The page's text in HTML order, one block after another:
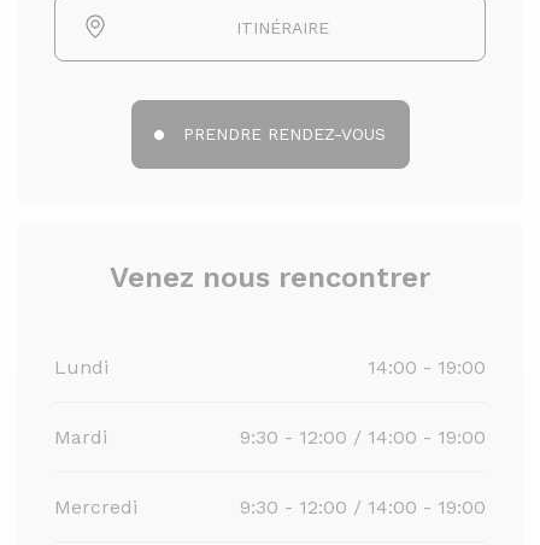
ITINÉRAIRE
PRENDRE RENDEZ-VOUS
Venez nous rencontrer
Lundi 14:00 - 19:00
Mardi 9:30 - 12:00 / 14:00 - 19:00
Mercredi 9:30 - 12:00 / 14:00 - 19:00